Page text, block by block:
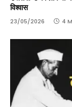
विश्वास
23/05/2026 4